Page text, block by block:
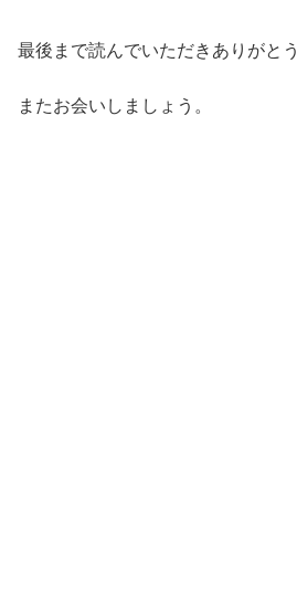
最後まで読んでいただきありがと
またお会いしましょう。